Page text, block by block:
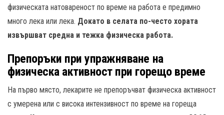
физическата натовареност по време на работа е предимно
много лека или лека. Докато в селата по-често хората
извършват средна и тежка физическа работа.
Препоръки при упражняване на
физическа активност при горещо време
На първо място, лекарите не препоръчват физическа активност
с умерена или с висока интензивност по време на гореща